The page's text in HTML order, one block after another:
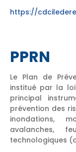
https://
PPRN
Le Plan de
institué par la
principal
prévention des
inondations,
avalanches,
technologiques